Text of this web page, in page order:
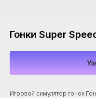
Гонки Super
Игровой симулятор гонок